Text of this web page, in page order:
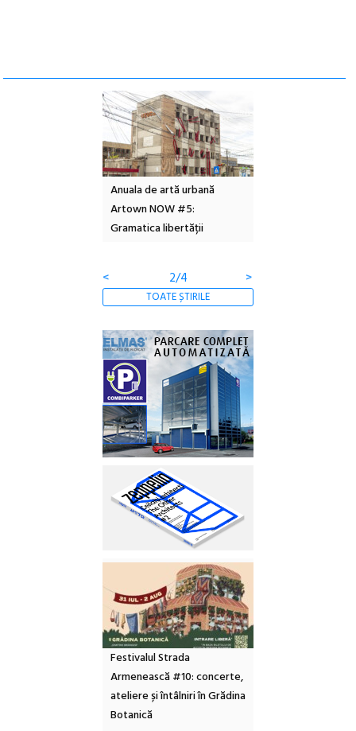
Anuala de artă urbană
Artown NOW #5:
Gramatica libertății
Festivalul Cinemascop
revine la Eforie Sud cu a IX-a
ediție
<
3/4 >
TOATE ȘTIRILE
Festivalul Strada
Armenească #10: concerte,
ateliere și întâlniri în Grădina
Botanică